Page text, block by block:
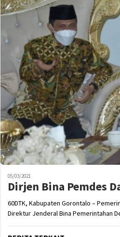
05/03/2021
Dirjen Bina Pemdes
60DTK, Kabupaten Gorontalo –
Direktur Jenderal Bina Pemerintahan